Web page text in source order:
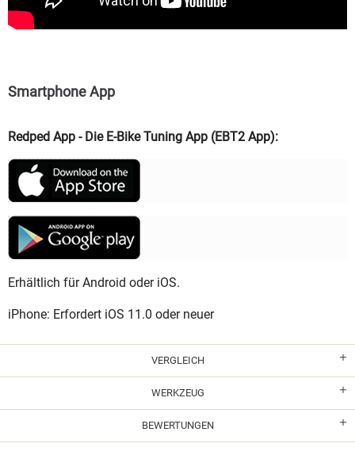
Smartphone App
Redped App - Die E-Bike Tuning App (EBT2 App):
Erhältlich für Android oder iOS.
iPhone: Erfordert iOS 11.0 oder neuer
VERGLEICH
WERKZEUG
BEWERTUNGEN